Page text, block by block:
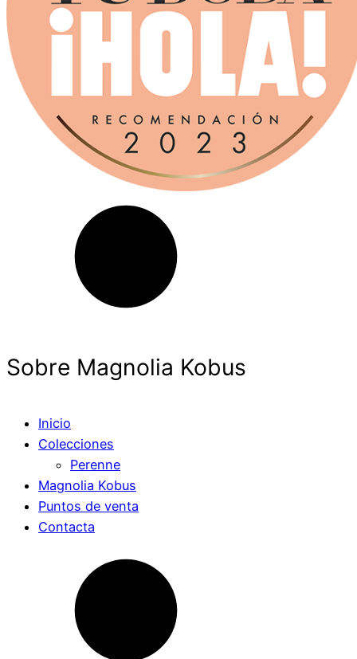
Sobre Magnolia Kobus
Inicio
Colecciones
Perenne
Magnolia Kobus
Puntos de venta
Contacta